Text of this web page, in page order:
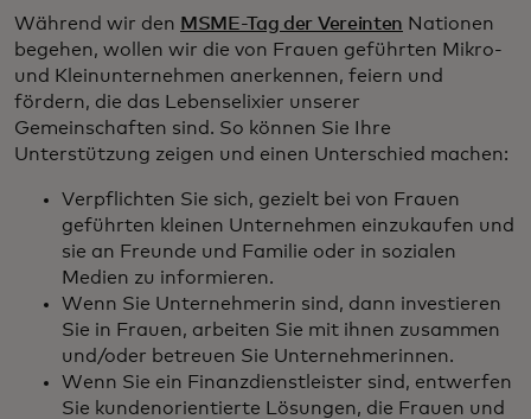
Während wir den MSME-Tag der Vereinten Nationen
begehen, wollen wir die von Frauen geführten Mikro-
und Kleinunternehmen anerkennen, feiern und
fördern, die das Lebenselixier unserer
Gemeinschaften sind. So können Sie Ihre
Unterstützung zeigen und einen Unterschied machen:
Verpflichten Sie sich, gezielt bei von Frauen
geführten kleinen Unternehmen einzukaufen und
sie an Freunde und Familie oder in sozialen
Medien zu informieren.
Wenn Sie Unternehmerin sind, dann investieren
Sie in Frauen, arbeiten Sie mit ihnen zusammen
und/oder betreuen Sie Unternehmerinnen.
Wenn Sie ein Finanzdienstleister sind, entwerfen
Sie kundenorientierte Lösungen, die Frauen und